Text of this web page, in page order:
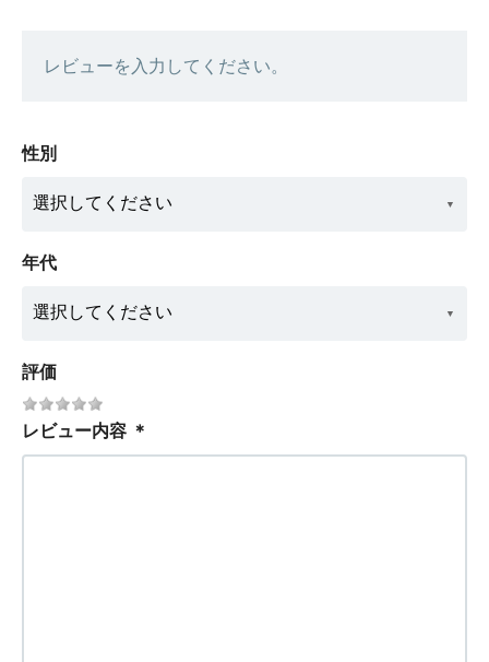
レビューを入力してください。
性別
年代
評価
レビュー内容 ＊